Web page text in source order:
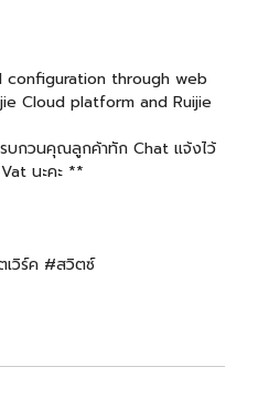
configuration through web
Cloud platform and Ruijie
บกวนคุณลูกค้าทัก Chat แจ้งไว้
นะคะ **
วิร์ค #สวิตซ์